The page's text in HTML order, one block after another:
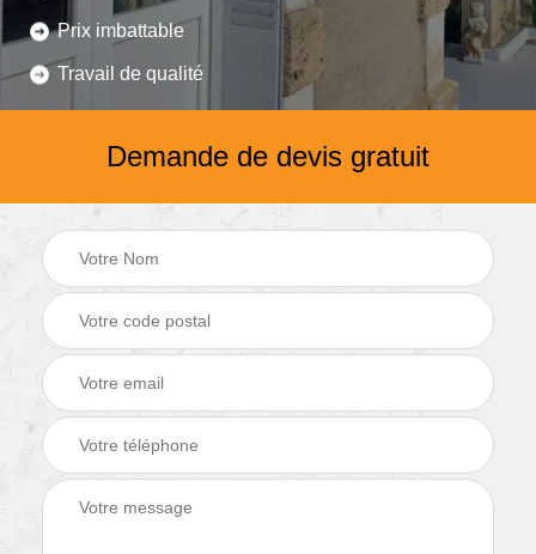
Prix imbattable
Travail de qualité
Demande de devis gratuit